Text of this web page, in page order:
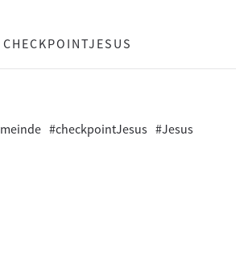
#checkpointJesus #Jesus
CHECKPOINTJESUS